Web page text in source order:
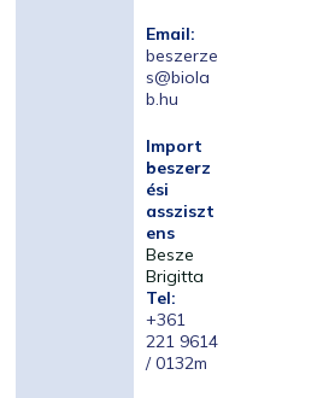
Email:
beszerze
s@biola
b.hu
Import
beszerz
ési
assziszt
ens
Besze
Brigitta
Tel:
+361
221 9614
/ 0132m